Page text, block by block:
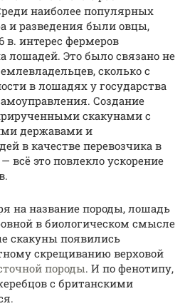
наиболее популярных
и разведения были овцы,
в. интерес фермеров
лошадей. Это было связано не
сколько с
в лошадях у государства
Создание
скакунами с
державами и
в качестве перевозчика в
всё это повлекло ускорение
на название породы, лошадь
в биологическом смысле
скакуны появились
скрещиванию верховой
породы. И по фенотипу,
с британскими